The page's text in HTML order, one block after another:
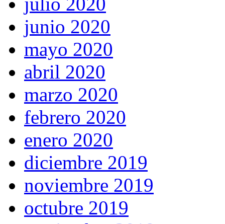
junio 2020
mayo 2020
abril 2020
marzo 2020
febrero 2020
enero 2020
diciembre 2019
noviembre 2019
octubre 2019